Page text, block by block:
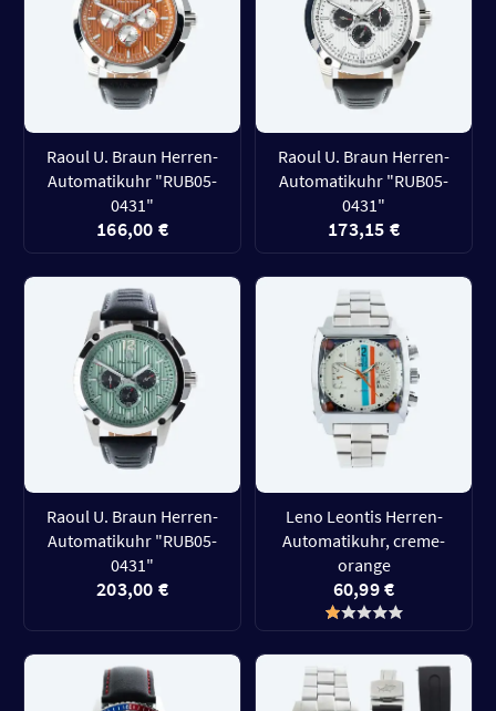
Raoul U. Braun Herren-
Automatikuhr "RUB05-
0431"
166,00 €
Raoul U. Braun Herren-
Automatikuhr "RUB05-
0431"
173,15 €
Raoul U. Braun Herren-
Automatikuhr "RUB05-
0431"
203,00 €
Leno Leontis Herren-
Automatikuhr, creme-
orange
60,99 €